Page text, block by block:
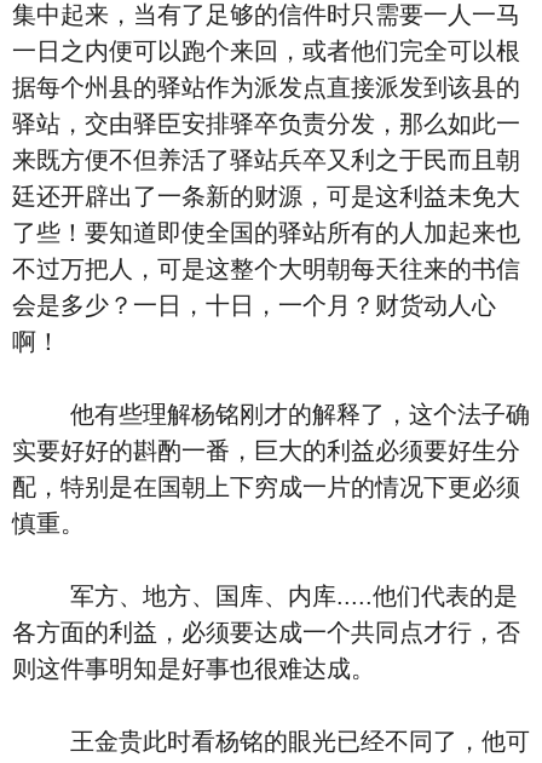
集中起来，当有了足够的信件时只需要一人一马
一日之内便可以跑个来回，或者他们完全可以根
据每个州县的驿站作为派发点直接派发到该县的
驿站，交由驿臣安排驿卒负责分发，那么如此一
来既方便不但养活了驿站兵卒又利之于民而且朝
廷还开辟出了一条新的财源，可是这利益未免大
了些！要知道即使全国的驿站所有的人加起来也
不过万把人，可是这整个大明朝每天往来的书信
会是多少？一日，十日，一个月？财货动人心
啊！
他有些理解杨铭刚才的解释了，这个法子确
实要好好的斟酌一番，巨大的利益必须要好生分
配，特别是在国朝上下穷成一片的情况下更必须
慎重。
军方、地方、国库、内库.....他们代表的是
各方面的利益，必须要达成一个共同点才行，否
则这件事明知是好事也很难达成。
王金贵此时看杨铭的眼光已经不同了，他可